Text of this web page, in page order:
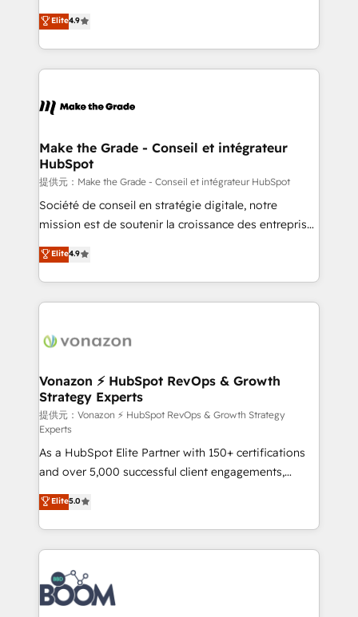
international offices and 175+ employees.
clients, un ROI mesurable. Notre mission : faire de
HubSpot un vrai levier de performance pour votre
organisation. Cela passe par la compréhension de
vos processus, la fiabilisation de vos données et
la plateforme. Nos domaines d'intervention : -
& reprise de données - Stratégie RevOps &
alignement Marketing / Sales - Data, reporting &
tableaux de bord - Onboarding, audit &
optimisation - Intégrations métiers (ERP, téléphonie,
e-commerce) - Formation & accompagnement au
et grandes entreprises en France et à l'international,
dans des secteurs variés : SaaS, immobilier,
Elite4.9
Make the Grade - Conseil et intégrateur
HubSpot
提供元：Make the Grade - Conseil et intégrateur HubSpot
Société de conseil en stratégie digitale, notre
mission est de soutenir la croissance des entreprises
B2B à travers l’acquisition de nouveaux clients,
l'intégration CRM et le développement des revenus
auprès de vos comptes existants. En France et à
l'international, nous travaillons avec des ETI
delà d’une simple transformation digitale et des
➤ L’intégration de CRM et de méthodologie RevOps
pour aligner les équipes marketing, commerciales et
support client (data migration, synchronisation API,
audit et maintenance) ➤ La création de sites internet
de conversion qui transforment les visiteurs en
opportunités d'affaires ➤ La mise en place de
stratégies d'acquisition marketing (SEO, SEA,
inbound, automatisation marketing, ABM, IA,
emailing) Informations clés : - 10 ans d'expérience -
100+ intégrations CRM HubSpot réussies - 40
experts conseil - 150 certifications HubSpot
cumulées
Elite4.9
Vonazon ⚡ HubSpot RevOps & Growth
Strategy Experts
提供元：Vonazon ⚡ HubSpot RevOps & Growth Strategy
Experts
As a HubSpot Elite Partner with 150+ certifications
and over 5,000 successful client engagements,
Vonazon turns marketing complexity into
measurable, scalable growth. From onboarding to
enterprise-grade campaigns, our in-house team
builds scalable strategies that drive long-term
revenue. ⚙️ HubSpot Integration & Optimization •
Seamless CRM, CMS, and automation setup •
Complex platform migrations and data cleanups •
Elite5.0